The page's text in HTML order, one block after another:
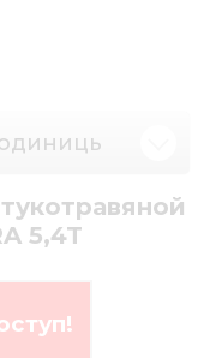
Інформація
Інформація
5,4T